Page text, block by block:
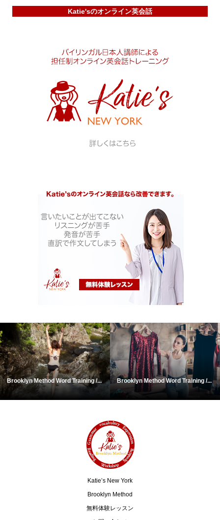
Katie'sのオンライン英会話
Method Word Training /... Brooklyn Method Word Training /...
Katie’s New York
Brooklyn Method
無料体験レッスン